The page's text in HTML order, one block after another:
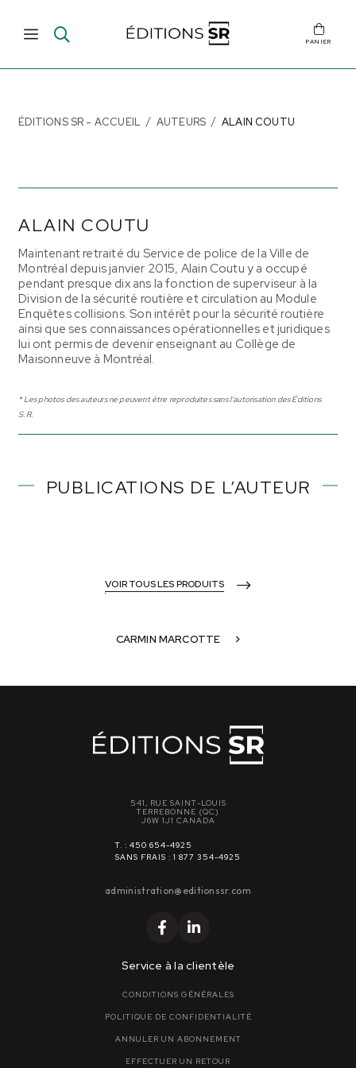
PANIER
ÉDITIONS SR - ACCUEIL AUTEURS ALAIN COUTU
ALAIN COUTU
Maintenant retraité du Service de police de la Ville de
Montréal depuis janvier 2015, Alain Coutu y a occupé
pendant presque dix ans la fonction de superviseur à la
Division de la sécurité routière et circulation au Module
Enquêtes collisions. Son intérêt pour la sécurité routière
ainsi que ses connaissances opérationnelles et juridiques
lui ont permis de devenir enseignant au Collège de
Maisonneuve à Montréal.
* Les photos des auteurs ne peuvent être reproduites sans l'autorisation des Éditions
S.R.
PUBLICATIONS DE L’AUTEUR
VOIR TOUS LES PRODUITS
CARMIN MARCOTTE
541, RUE SAINT-LOUIS
TERREBONNE (QC)
J6W 1J1 CANADA
T. : 450 654-4925
SANS FRAIS : 1 877 354-4925
administration@editionssr.com
Service à la clientèle
CONDITIONS GÉNÉRALES
POLITIQUE DE CONFIDENTIALITÉ
ANNULER UN ABONNEMENT
EFFECTUER UN RETOUR